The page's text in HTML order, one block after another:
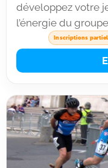
développez votre
l’énergie du
Inscriptions